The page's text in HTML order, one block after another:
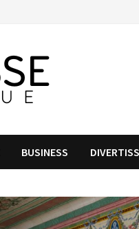
BUSINESS